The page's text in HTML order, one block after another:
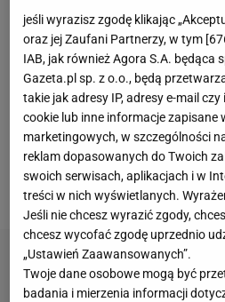
(dziewiąte miejsce), aOdra
w czwartej lidze (II grupa
przewagi nad drugim LKS
jedenmeczmniej. W samym
zaskoczeni, bo na oficjalnej
czytamy, że "takiego
nie spodziewał się nikt".
jeśli wyrazisz zgodę klikając
oraz jej Zaufani Partnerzy, w tym [
IAB, jak również Agora S.A. będąca
Gazeta.pl sp. z o.o., będą
takie jak adresy IP, adresy e-mail
cookie lub inne informacje zapisane
marketingowych, w szczególności
reklam dopasowanych do Twoich
swoich serwisach, aplikacjach i w
treści w nich wyświetlanych.
Jeśli nie chcesz wyrazić zgody,
chcesz wycofać zgodę uprzednio
„Ustawień Zaawansowanych”.
Twoje dane osobowe mogą być
badania i mierzenia informacji